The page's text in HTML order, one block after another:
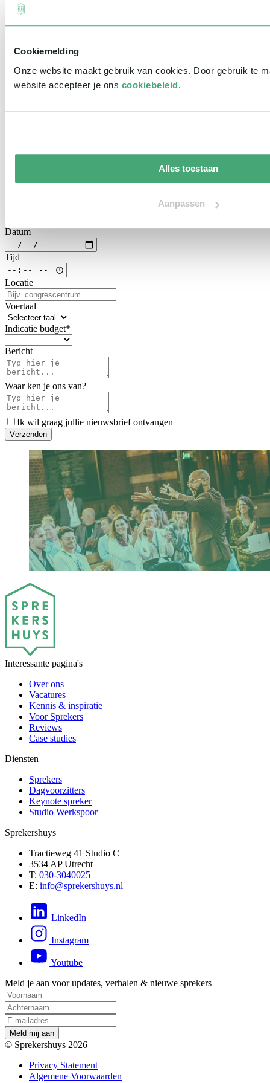
Cookiemelding
Onze website maakt gebruik van cookies. Door gebruik te
website accepteer je ons cookiebeleid.
Alles toestaan
Aanpassen
Sport
Toekomst van werk
Trendwatchers
WK & EK Voetbal
Heb je vragen of wil je liever direct iemand spreken? Neem gerust
contact met ons op viainfo@sprekershuys.nlof bel ons op030 304
(Meerdere) sprekers aanvragen
Selecteer spreker(s)
Datum
Tijd
Locatie
Voertaal
Indicatie budget*
Bericht
Waar ken je ons van?
Ik wil graag jullie nieuwsbrief ontvangen
Verzenden
Interessante pagina's
Over ons
Vacatures
Kennis & inspiratie
Voor Sprekers
Reviews
Case studies
Diensten
Sprekers
Dagvoorzitters
Keynote spreker
Studio Werkspoor
Sprekershuys
Tractieweg 41 Studio C
3534 AP Utrecht
T: 030-3040025
E: info@sprekershuys.nl
LinkedIn
Instagram
Youtube
Meld je aan voor updates, verhalen & nieuwe sprekers
Me d mij aan
© Sprekershuys 2026
Privacy Statement
Algemene Voorwaarden